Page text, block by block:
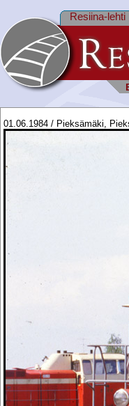
Resiina-lehti
01.06.1984 / Pieksämäki,